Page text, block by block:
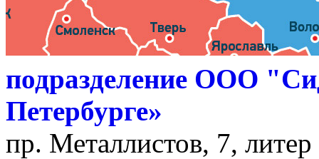
подразделение ООО
Петербурге»
пр. Металлистов, 7,